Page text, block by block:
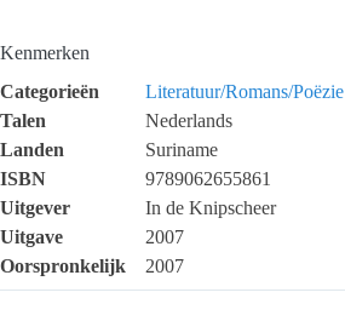
Kenmerken
Categorieën
Literatuur/Romans/Poëzie
Talen
Nederlands
Landen
Suriname
ISBN
9789062655861
Uitgever
In de Knipscheer
Uitgave
2007
Oorspronkelijk
2007